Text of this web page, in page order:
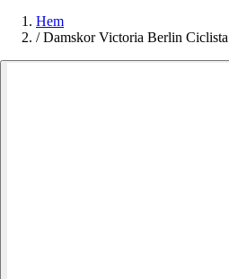
Hem
/ Damskor Victoria Berlin Ciclista